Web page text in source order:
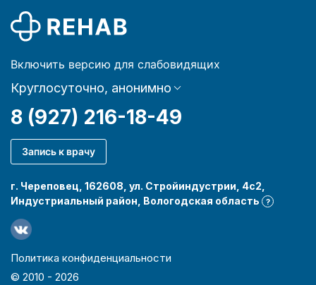
Включить версию для слабовидящих
Круглосуточно, анонимно
8 (927) 216-18-49
Запись к врачу
г. Череповец, 162608, ул. Стройиндустрии, 4с2,
Индустриальный район, Вологодская область
?
Политика конфиденциальности
© 2010 - 2026